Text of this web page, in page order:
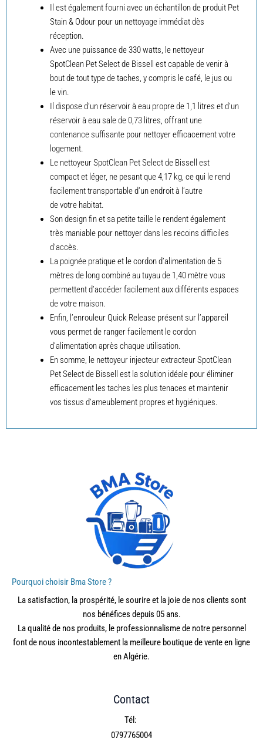
Il est également fourni avec un échantillon de produit Pet
Stain & Odour pour un nettoyage immédiat dès
réception.
Avec une puissance de 330 watts, le nettoyeur
SpotClean Pet Select de Bissell est capable de venir à
bout de tout type de taches, y compris le café, le jus ou
le vin.
Il dispose d’un réservoir à eau propre de 1,1 litres et d’un
réservoir à eau sale de 0,73 litres, offrant une
contenance suffisante pour nettoyer efficacement votre
logement.
Le nettoyeur SpotClean Pet Select de Bissell est
compact et léger, ne pesant que 4,17 kg, ce qui le rend
facilement transportable d’un endroit à l’autre
de votre habitat.
Son design fin et sa petite taille le rendent également
très maniable pour nettoyer dans les recoins difficiles
d’accès.
La poignée pratique et le cordon d’alimentation de 5
mètres de long combiné au tuyau de 1,40 mètre vous
permettent d’accéder facilement aux différents espaces
de votre maison.
Enfin, l’enrouleur Quick Release présent sur l’appareil
vous permet de ranger facilement le cordon
d’alimentation après chaque utilisation.
En somme, le nettoyeur injecteur extracteur SpotClean
Pet Select de Bissell est la solution idéale pour éliminer
efficacement les taches les plus tenaces et maintenir
vos tissus d’ameublement propres et hygiéniques.
Pourquoi choisir Bma Store ?
La satisfaction, la prospérité, le sourire et la joie de nos clients sont
nos bénéfices depuis 05 ans.
La qualité de nos produits, le professionnalisme de notre personnel
font de nous incontestablement la meilleure boutique de vente en ligne
en Algérie.
Contact
Tél:
0797765004